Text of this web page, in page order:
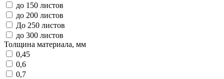
до 150 листов
до 200 листов
До 250 листов
до 300 листов
Толщина материала, мм
0,45
0,6
0,7